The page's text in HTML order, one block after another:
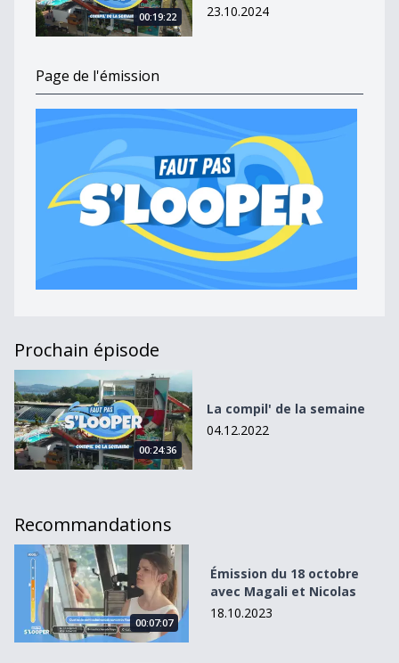
00:19:22
23.10.2024
Page de l'émission
Prochain épisode
La compil&#039; de la semaine
00:24:36
La compil' de la semaine
04.12.2022
Recommandations
Émission du 18 octobre avec Magali et Nicolas
00:07:07
Émission du 18 octobre
avec Magali et Nicolas
18.10.2023